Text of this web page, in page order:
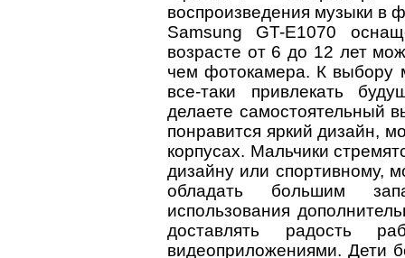
воспроизведения музыки в
Samsung GT-E1070
возрасте от 6 до 12 лет
чем фотокамера. К выбору
все-таки привлекать
делаете самостоятельный
понравится яркий дизайн,
корпусах. Мальчики
дизайну или спортивному,
обладать большим
использования
доставлять радость
видеоприложениями. Дети